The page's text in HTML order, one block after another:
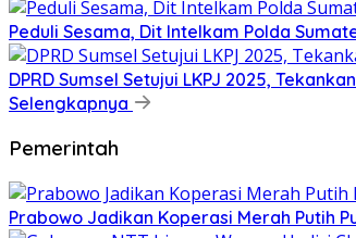
Peduli Sesama, Dit Intelkam Polda
DPRD Sumsel Setujui LKPJ 2025,
Selengkapnya
Pemerintah
Prabowo Jadikan Koperasi Merah Putih